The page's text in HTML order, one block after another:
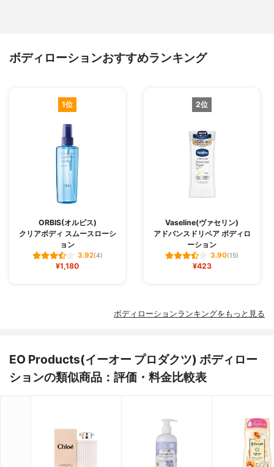
ボディローションおすすめランキング
1位
ORBIS(オルビス)
クリアボディ スムースローシ
ョン
3.92(4)
¥1,180
2位
Vaseline(ヴァセリン)
アドバンスドリペア ボディロ
ーション
3.90(15)
¥423
ボディローションランキングをもっと見る
EO Products(イーオー プロダクツ) ボディロー
ションの類似商品：評価・料金比較表